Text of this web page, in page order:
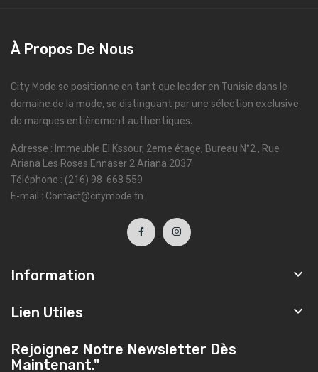
À Propos De Nous
City Mode se positionne en tant que leader en Tunisie dans le
domaine de la mode, se distinguant par une sélection exclusive
de marques entièrement authentiques.
Adresse : Immeuble El Kssour, 2eme étage, Bureau N°2 , Rue
Ariana Les Roses Ennaser 2 Ariana 2037
Téléphone : (216) 98 668 559
E-mail : Contact@citymode.tn
Information 
Lien Utiles 
Rejoignez Notre Newsletter Dès
Maintenant."